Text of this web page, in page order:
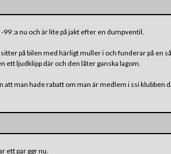
99 :a nu och är lite på jakt efter en dumpventil.
sitter på bilen med härligt muller i och funderar på en
ett ljudklipp där och den låter ganska lagom.
att man hade rabatt om man är medlem i ssi klubben
ett par ggr nu.